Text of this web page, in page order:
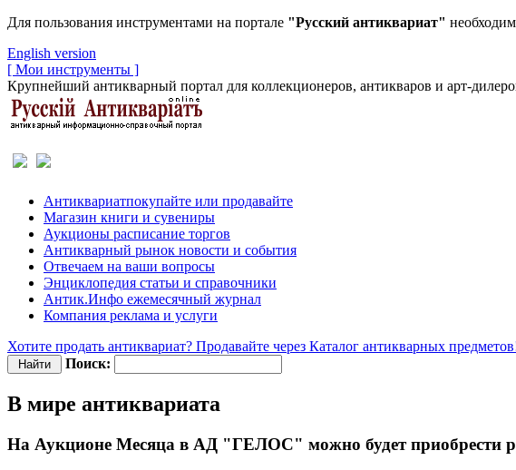
Для пользования инструментами на портале "Русский антиквариат"
English version
[ Мои инструменты ]
Крупнейший антикварный портал для коллекционеров, антикваров и арт-
Антиквариатпокупайте или продавайте
Магазин книги и сувениры
Аукционы расписание торгов
Антикварный рынок новости и события
Отвечаем на ваши вопросы
Энциклопедия статьи и справочники
Антик.Инфо ежемесячный журнал
Компания реклама и услуги
Хотите продать антиквариат? Продавайте через Каталог антикварных
Поиск:
В мире антиквариата
На Аукционе Месяца в АД "ГЕЛОС" можно будет приобрести